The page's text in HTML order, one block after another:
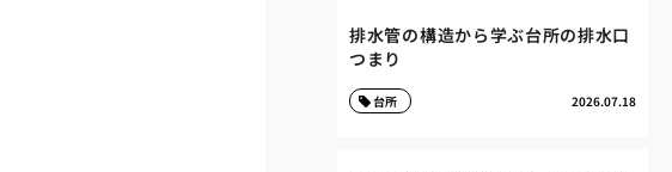
排水管の構造から学ぶ台所の排水口
つまり
2026.07.18
台所